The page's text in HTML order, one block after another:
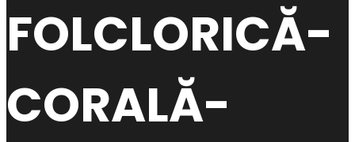
FOLCLORICĂ-
CORALĂ-